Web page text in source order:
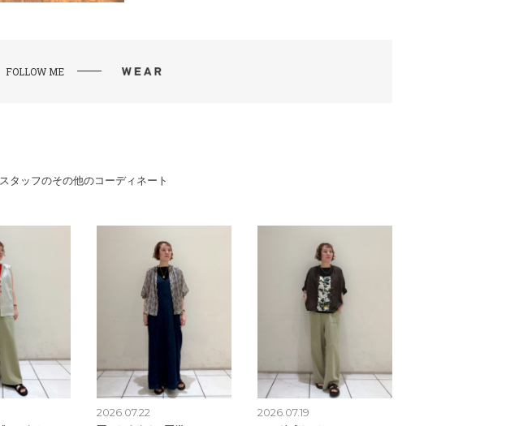
FOLLOW ME
スタッフのその他のコーディネート
2026.07.22 2026.07.19